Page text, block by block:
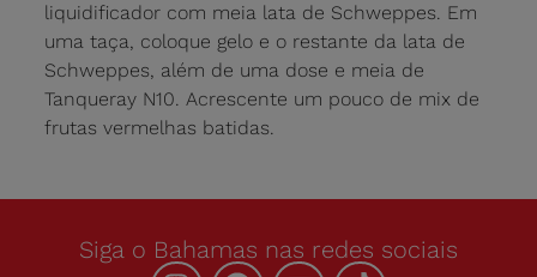
liquidificador com meia lata de Schweppes. Em
uma taça, coloque gelo e o restante da lata de
Schweppes, além de uma dose e meia de
Tanqueray N10. Acrescente um pouco de mix de
frutas vermelhas batidas.
Siga o Bahamas nas redes sociais